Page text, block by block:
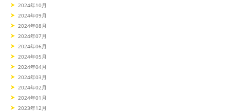
2024年10月
2024年09月
2024年08月
2024年07月
2024年06月
2024年05月
2024年04月
2024年03月
2024年02月
2024年01月
2023年12月